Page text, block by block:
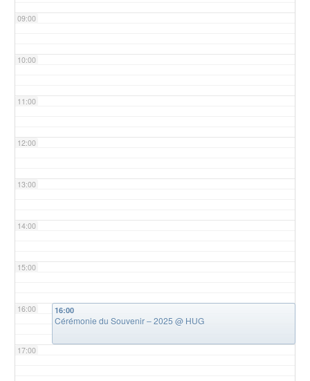
09:00
10:00
11:00
12:00
13:00
14:00
15:00
16:00
17:00
16:00
Cérémonie du Souvenir – 2025 @ HUG